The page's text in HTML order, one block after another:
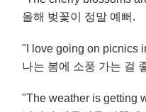
올해 벚꽃이 정말 예뻐.
"I love going on picnics
나는 봄에 소풍 가는 걸
"The weather is getting